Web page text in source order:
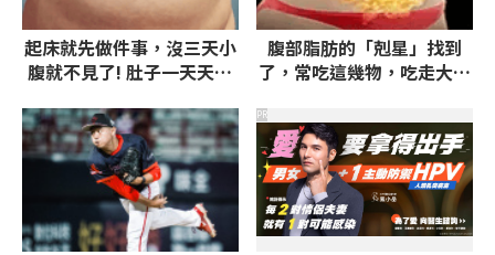
起床就先做件事，沒三天小
腹就不見了! 肚子一天天變
腹部脂肪的「剋星」找到
了，常吃這幾物，吃走大肚
PR